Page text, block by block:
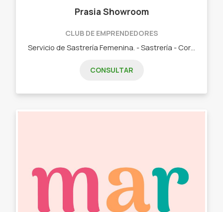
Prasia Showroom
CLUB DE EMPRENDEDORES
CONSULTAR